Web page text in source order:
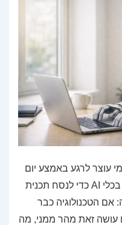
עוצר לרגע באמצע יום
עבודה שגרתי. בזמן שהשתמשתי בכלי AI כדי לנסח תכנית
הטכנולוגיה כבר
עושה זאת מהר ממני, מה